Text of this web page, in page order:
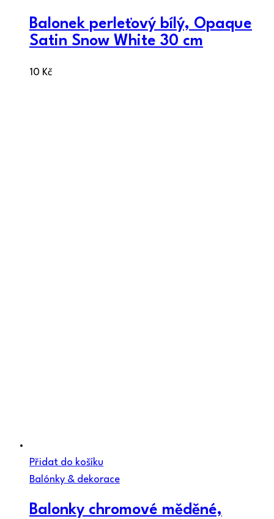
Balonek perleťový bílý, Opaque
Satin Snow White 30 cm
10 Kč
Přidat do košíku
Balónky & dekorace
Balonky chromové měděné,